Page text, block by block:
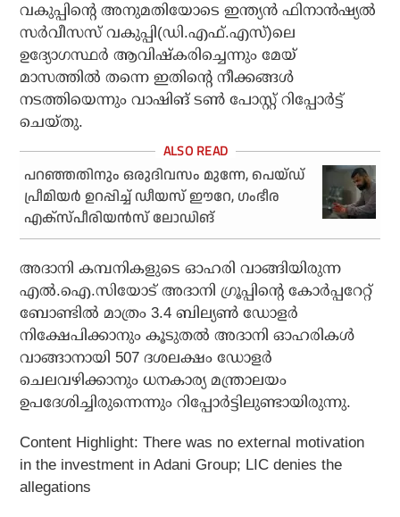
വകുപ്പിന്റെ അനുമതിയോടെ ഇന്ത്യന്‍ ഫിനാന്‍ഷ്യല്‍
സര്‍വീസസ് വകുപ്പി(ഡി.എഫ്.എസ്)ലെ
ഉദ്യോഗസ്ഥര്‍ ആവിഷ്‌കരിച്ചെന്നും മേയ്
മാസത്തില്‍ തന്നെ ഇതിന്റെ നീക്കങ്ങള്‍
നടത്തിയെന്നും വാഷിങ് ടണ്‍ പോസ്റ്റ് റിപ്പോര്‍ട്ട്
ചെയ്തു.
പറഞ്ഞതിനും ഒരുദിവസം മുന്നേ, പെയ്ഡ്
പ്രീമിയര്‍ ഉറപ്പിച്ച് ഡീയസ് ഈറേ, ഗംഭീര
എക്‌സ്പീരിയന്‍സ് ലോഡിങ്
അദാനി കമ്പനികളുടെ ഓഹരി വാങ്ങിയിരുന്ന
എല്‍.ഐ.സിയോട് അദാനി ഗ്രൂപ്പിന്റെ കോര്‍പ്പറേറ്റ്
ബോണ്ടില്‍ മാത്രം 3.4 ബില്യണ്‍ ഡോളര്‍
നിക്ഷേപിക്കാനും കൂടുതല്‍ അദാനി ഓഹരികള്‍
വാങ്ങാനായി 507 ദശലക്ഷം ഡോളര്‍
ചെലവഴിക്കാനും ധനകാര്യ മന്ത്രാലയം
ഉപദേശിച്ചിരുന്നെന്നും റിപ്പോര്‍ട്ടിലുണ്ടായിരുന്നു.
Content Highlight: There was no external motivation
in the investment in Adani Group; LIC denies the
allegations